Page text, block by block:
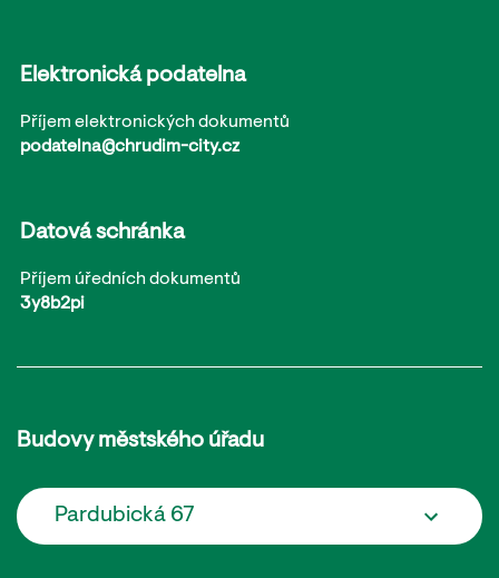
Elektronická podatelna
Příjem elektronických dokumentů
podatelna@chrudim-city.cz
Datová schránka
Příjem úředních dokumentů
3y8b2pi
Budovy městského úřadu
Pardubická 67